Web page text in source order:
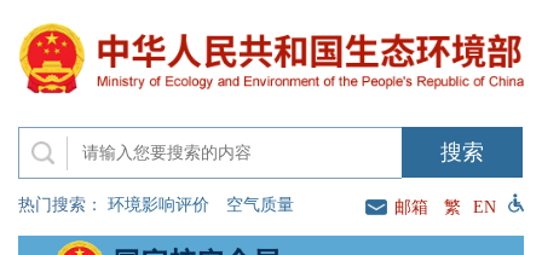
热门搜索： 环境影响评价 空气质量 邮箱 繁 EN